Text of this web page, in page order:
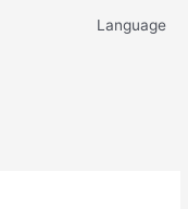
Language